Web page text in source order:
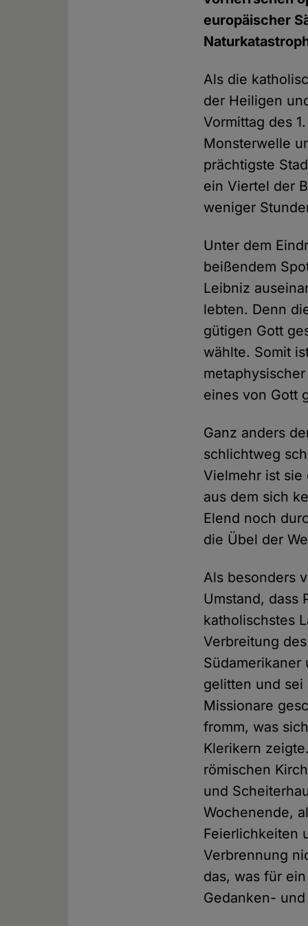
europäischer
Als die
der Heiligen
Vormittag des
Monsterwelle
prächtigste
ein Viertel der
weniger
Unter dem
beißendem
Leibniz
lebten. Denn
gütigen Gott
wählte. Somit
eines von Gott
Ganz anders
schlichtweg
Vielmehr ist
aus dem sich
Elend noch
die Übel der
Als besonders
Umstand, dass
katholischstes
Verbreitung
gelitten und
Missionare
fromm, was
Klerikern
römischen
und
Wochenende,
Feierlichkeiten
Verbrennung
das, was für
Gedanken-